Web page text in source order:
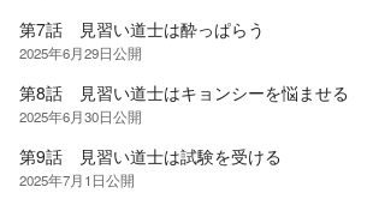
第7話 見習い道士は酔っぱらう
2025年6月29日公開
第8話 見習い道士はキョンシーを悩ませる
2025年6月30日公開
第9話 見習い道士は試験を受ける
2025年7月1日公開